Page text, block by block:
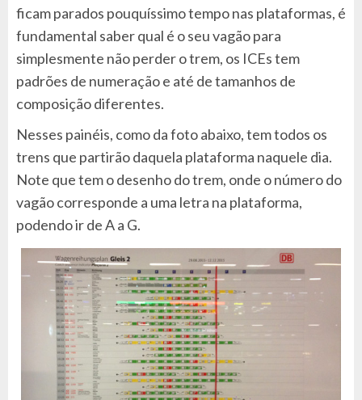
ficam parados pouquíssimo tempo nas plataformas, é
fundamental saber qual é o seu vagão para
simplesmente não perder o trem, os ICEs tem
padrões de numeração e até de tamanhos de
composição diferentes.
Nesses painéis, como da foto abaixo, tem todos os
trens que partirão daquela plataforma naquele dia.
Note que tem o desenho do trem, onde o número do
vagão corresponde a uma letra na plataforma,
podendo ir de A a G.